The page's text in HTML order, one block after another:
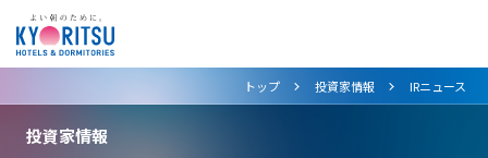
トップ >
投資家情報 >
IRニュース
投資家情報